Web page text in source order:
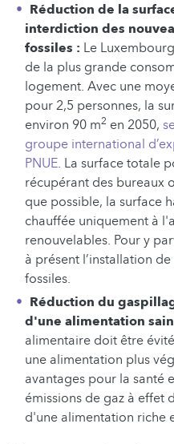
Réduction de la
interdiction des
fossiles : Le
de la plus grande
logement. Avec une
pour 2,5 personnes, la
environ 90 m2 en 2050,
groupe international
PNUE. La surface totale
récupérant des bureaux
que possible, la surface
chauffée uniquement à
renouvelables. Pour y
à présent l’installation
fossiles.
Réduction du
d'une alimentation
alimentaire doit être
une alimentation plus
avantages pour la santé
émissions de gaz à effet
d'une alimentation riche